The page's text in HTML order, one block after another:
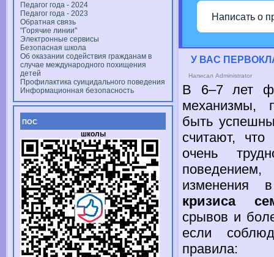
Педагог года - 2024
Педагог года - 2023
Обратная связь
"Горячие линии"
Электронные сервисы
Безопасная школа
Об оказании содействия гражданам в
случае международного похищения
детей
Профилактика суицидального поведения
Информационная безопасность
ПОС
школы
Написать о
У ВАС
Написал Administrator
В 6–7 лет
механизмы,
быть
считают, что
очень
изменения
кризиса
срывов и
если
правила: